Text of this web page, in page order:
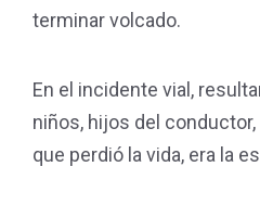
terminar volcado.
En el incidente vial,
niños, hijos del
que perdió la vida, era la